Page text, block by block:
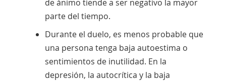
de ánimo tiende a ser negativo la mayor
parte del tiempo.
Durante el duelo, es menos probable que
una persona tenga baja autoestima o
sentimientos de inutilidad. En la
depresión, la autocrítica y la baja